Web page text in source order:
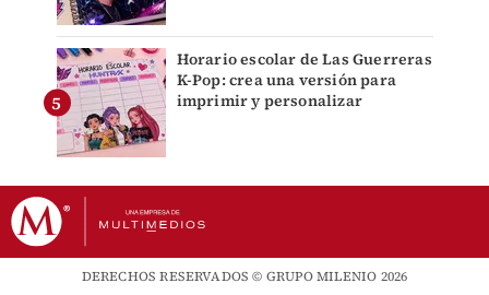
Horario escolar de Las Guerreras
K-Pop: crea una versión para
imprimir y personalizar
DERECHOS RESERVADOS © GRUPO MILENIO 2026